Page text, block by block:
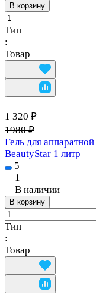
В корзину
Тип
:
Товар
1 320 ₽
1980 ₽
Гель для
BeautyStar 1 литр
5
1
В наличии
В корзину
Тип
:
Товар